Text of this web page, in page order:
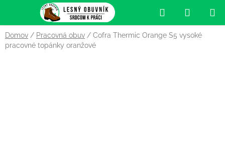
obsah
Hľadať
KOŠÍK
Domov / Pracovná obuv / Cofra Thermic Orange S5 vysoké
pracovné topánky oranžové